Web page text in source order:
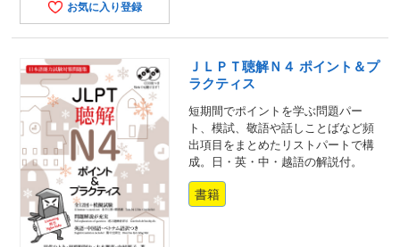
お気に入り登録
ＪＬＰＴ聴解Ｎ４ ポイント＆プ
ラクティス
短期間でポイントを学ぶ問題パー
ト、模試、敬語や話しことばなど頻
出項目をまとめたリストパートで構
成。日・英・中・越語の解説付。
書籍